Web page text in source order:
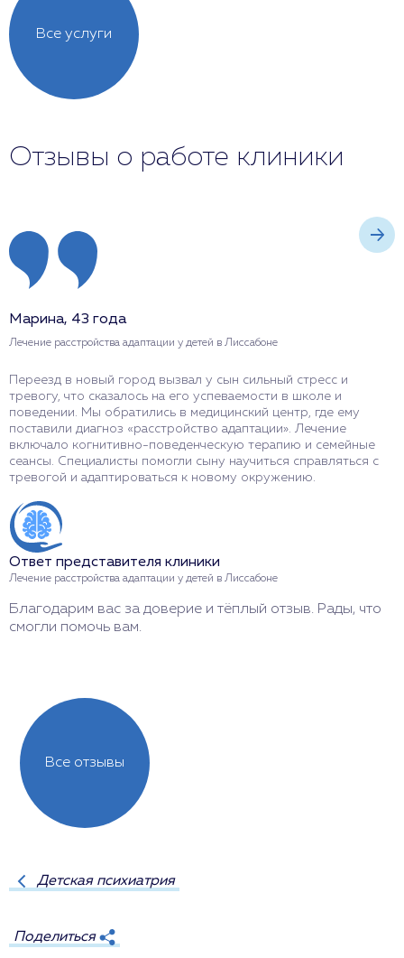
Все услуги
Отзывы о работе клиники
Марина, 43 года
Лечение расстройства адаптации у детей в Лиссабоне
Переезд в новый город вызвал у сын сильный стресс и
тревогу, что сказалось на его успеваемости в школе и
поведении. Мы обратились в медицинский центр, где ему
поставили диагноз «расстройство адаптации». Лечение
включало когнитивно-поведенческую терапию и семейные
сеансы. Специалисты помогли сыну научиться справляться с
тревогой и адаптироваться к новому окружению.
Ответ представителя клиники
Лечение расстройства адаптации у детей в Лиссабоне
Благодарим вас за доверие и тёплый отзыв. Рады, что
смогли помочь вам.
Все отзывы
Детская психиатрия
Поделиться